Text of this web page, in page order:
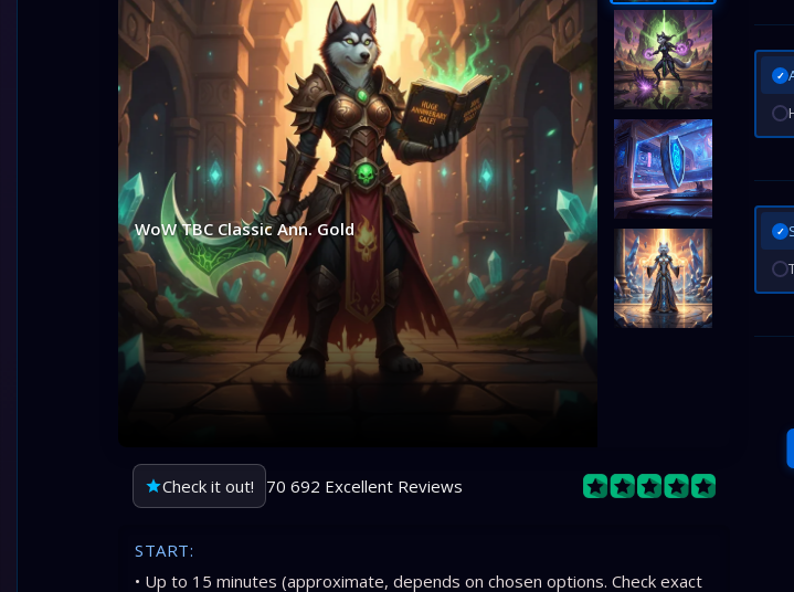
WoW TBC Classic Ann. Gold
Check it out! 70 692 Excellent Reviews
START:
• Up to 15 minutes (approximate, depends on chosen options. Check exact
✓
✓